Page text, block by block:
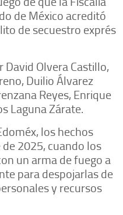
de México acreditó
de secuestro exprés
David Olvera Castillo,
Duilio Álvarez
Reyes, Enrique
Laguna Zárate.
los hechos
2025, cuando los
un arma de fuego a
para despojarlas de
y recursos